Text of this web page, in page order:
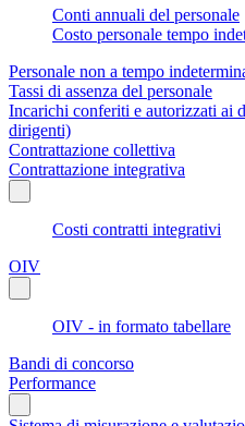
Conti annuali del personale
Costo personale tempo
Personale non a tempo
Tassi di assenza del personale
Incarichi conferiti e autorizzati ai
dirigenti)
Contrattazione collettiva
Contrattazione integrativa
Costi contratti integrativi
OIV
OIV - in formato tabellare
Bandi di concorso
Performance